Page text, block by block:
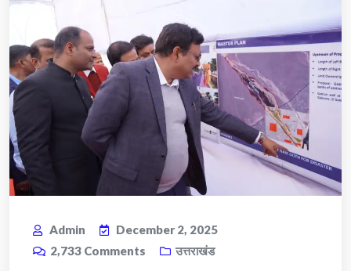
Admin
December 2, 2025
2,733 Comments उत्तराखंड